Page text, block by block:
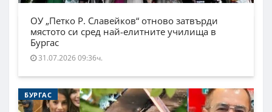
ОУ „Петко Р. Славейков“ отново затвърди
мястото си сред най-елитните училища в
Бургас
31.07.2026 09:36ч.
БУРГАС